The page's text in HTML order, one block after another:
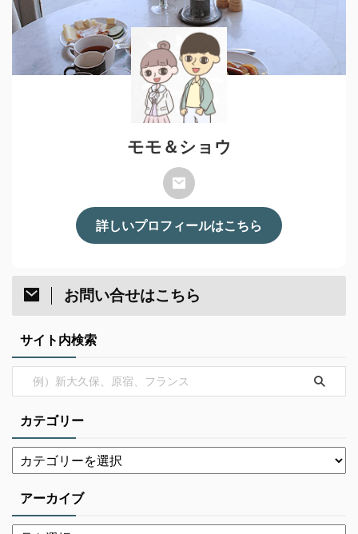
モモ＆ショウ
詳しいプロフィールはこちら
お問い合せはこちら
サイト内検索
カテゴリー
アーカイブ